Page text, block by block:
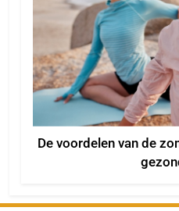
De voordelen van de